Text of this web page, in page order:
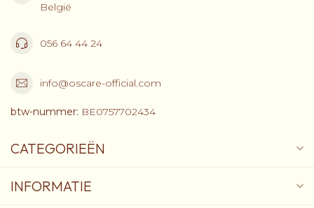
België
056 64 44 24
info@oscare-official.com
btw-nummer: BE0757702434
CATEGORIEËN
INFORMATIE